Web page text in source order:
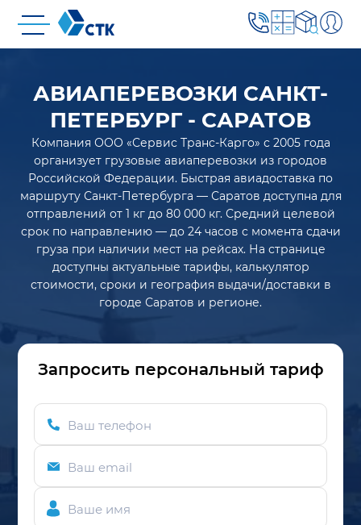
АВИАПЕРЕВОЗКИ САНКТ-
ПЕТЕРБУРГ - САРАТОВ
Компания ООО «Сервис Транс-Карго» с 2005 года
организует грузовые авиаперевозки из городов
Российской Федерации. Быстрая авиадоставка по
маршруту Санкт-Петербурга — Саратов доступна для
отправлений от 1 кг до 80 000 кг. Средний целевой
срок по направлению — до 24 часов с момента сдачи
груза при наличии мест на рейсах. На странице
доступны актуальные тарифы, калькулятор
стоимости, сроки и география выдачи/доставки в
городе Саратов и регионе.
Запросить персональный тариф
Ваш телефон
Ваш email
Ваше имя